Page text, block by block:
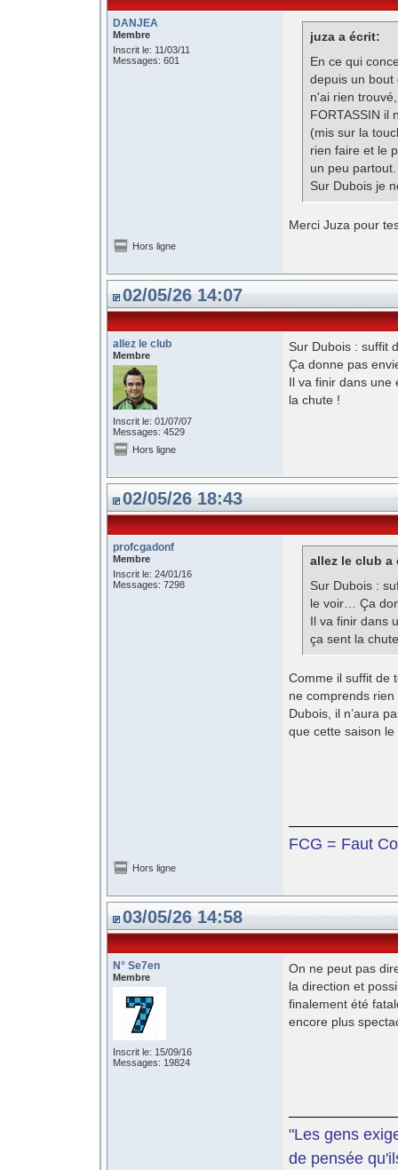
DANJEA
Membre
Inscrit le: 11/03/11
Messages: 601
juza a écrit:
En ce qui
depuis un bout
n'ai rien
FORTASSIN il
(mis sur la
rien faire et le
un peu partout.
Sur Dubois je
Merci Juza pour
Hors ligne
02/05/26 14:07
allez le club
Membre
Inscrit le: 01/07/07
Messages: 4529
Sur Dubois : suffit
Ça donne pas
Il va finir dans une
la chute !
Hors ligne
02/05/26 18:43
profcgadonf
Membre
Inscrit le: 24/01/16
Messages: 7298
allez le club a
Sur Dubois :
le voir… Ça
Il va finir dans
ça sent la
Comme il suffit de
ne comprends
Dubois, il n’aura
que cette saison
FCG = Faut
Hors ligne
03/05/26 14:58
N° Se7en
Membre
Inscrit le: 15/09/16
Messages: 19824
On ne peut pas
la direction et
finalement été
encore plus
"Les gens
de pensée